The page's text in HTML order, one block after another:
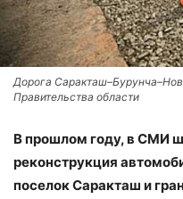
Дорога
Правительства области
В прошлом году, в СМИ
реконструкция
поселок Саракташ и